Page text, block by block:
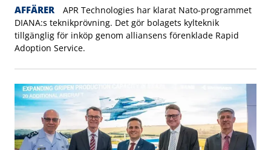
AFFÄRER
APR Technologies har klarat Nato-programmet
DIANA:s teknikprövning. Det gör bolagets kylteknik
tillgänglig för inköp genom alliansens förenklade Rapid
Adoption Service.